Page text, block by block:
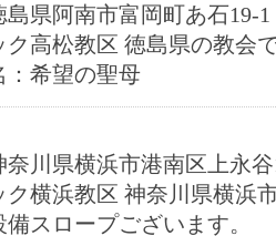
島県阿南市富岡町あ石19-1
ク高松教区 徳島県の教会
：希望の聖母
奈川県横浜市港南区上永谷
ク横浜教区 神奈川県横浜
スロープございます。